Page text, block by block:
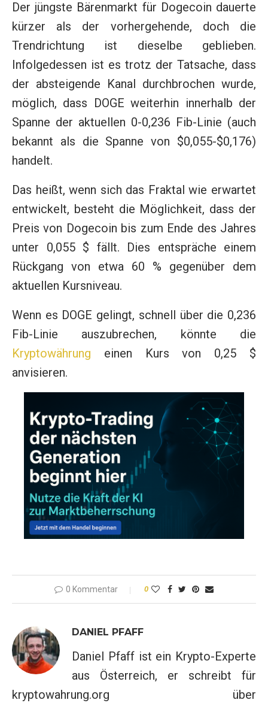
Der jüngste Bärenmarkt für Dogecoin dauerte
kürzer als der vorhergehende, doch die
Trendrichtung ist dieselbe geblieben.
Infolgedessen ist es trotz der Tatsache, dass
der absteigende Kanal durchbrochen wurde,
möglich, dass DOGE weiterhin innerhalb der
Spanne der aktuellen 0-0,236 Fib-Linie (auch
bekannt als die Spanne von $0,055-$0,176)
handelt.
Das heißt, wenn sich das Fraktal wie erwartet
entwickelt, besteht die Möglichkeit, dass der
Preis von Dogecoin bis zum Ende des Jahres
unter 0,055 $ fällt. Dies entspräche einem
Rückgang von etwa 60 % gegenüber dem
aktuellen Kursniveau.
Wenn es DOGE gelingt, schnell über die 0,236
Fib-Linie auszubrechen, könnte die
Kryptowährung einen Kurs von 0,25 $
anvisieren.
0 Kommentar 0
DANIEL PFAFF
Daniel Pfaff ist ein Krypto-Experte
aus Österreich, er schreibt für
kryptowahrung.org über